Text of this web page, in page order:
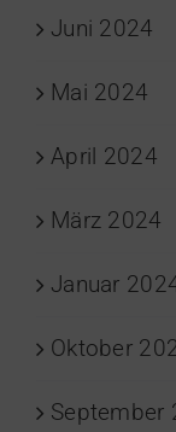
Juni 2024
Mai 2024
April 2024
März 2024
Januar
Oktober
September